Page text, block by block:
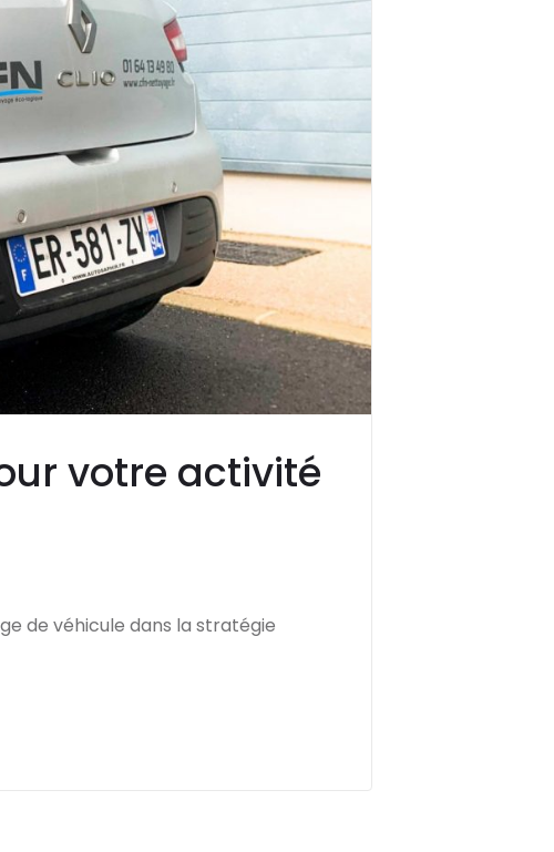
votre activité
de véhicule dans la stratégie